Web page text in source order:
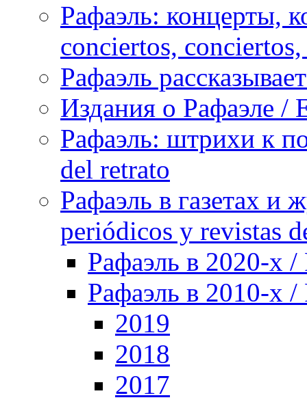
Рафаэль: концерты,
conciertos,
Рафаэль
Издания о Рафаэле /
Рафаэль: штрихи к
del retrato
Рафаэль в газетах и
periódicos y revistas
Рафаэль в 2020-х /
Рафаэль в 2010-х /
2019
2018
2017